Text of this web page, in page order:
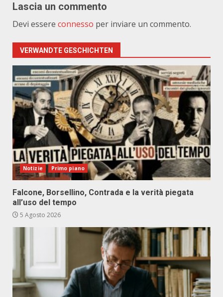
Lascia un commento
Devi essere connesso per inviare un commento.
VERWANDTE GESCHICHTEN
Notizie Primo piano
Falcone, Borsellino, Contrada e la verità piegata
all’uso del tempo
5 Agosto 2026